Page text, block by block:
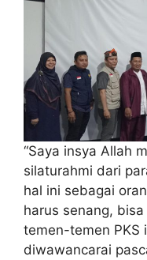
“Saya insya Allah
silaturahmi dari
hal ini sebagai
harus senang,
temen-temen PKS
diwawancarai